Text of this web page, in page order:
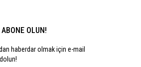
OLUN!
haberdar olmak için e-mail